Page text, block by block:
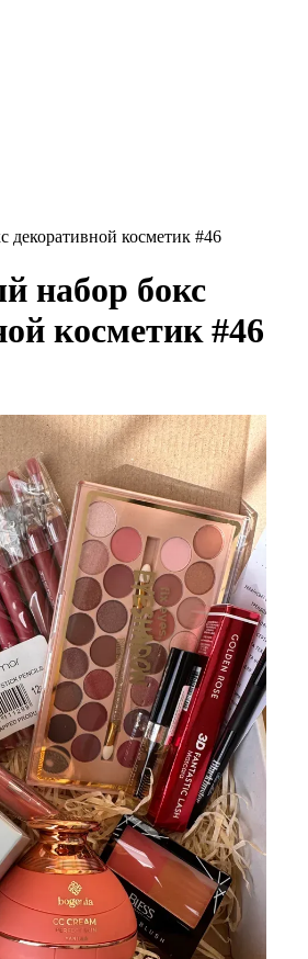
декоративной косметик #46
набор бокс
косметик #46